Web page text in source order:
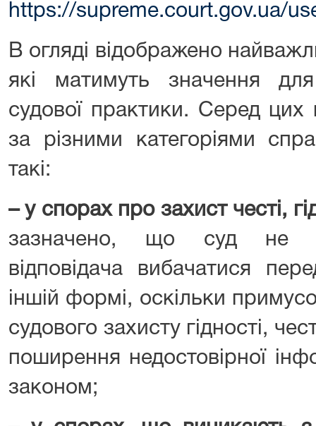
https://supreme.court.gov.ua/
В огляді відображено
які матимуть значення
судової практики. Серед цих
за різними категоріями
такі:
–у спорах про захист честі,
зазначено, що суд не
відповідача вибачатися
іншій формі, оскільки
судового захисту гідності,
поширення недостовірної
законом;